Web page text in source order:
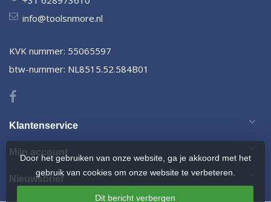
info@toolsnmore.nl
KVK nummer: 55065597
btw-nummer: NL8515.52.584B01
Klantenservice
Mijn account
Nieuwsbrief
Door het gebruiken van onze website, ga je akkoord met het
gebruik van cookies om onze website te verbeteren.
Dit bericht verbergen